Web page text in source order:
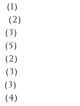
（1）
（2）
（3）
（5）
（2）
（3）
（3）
（4）